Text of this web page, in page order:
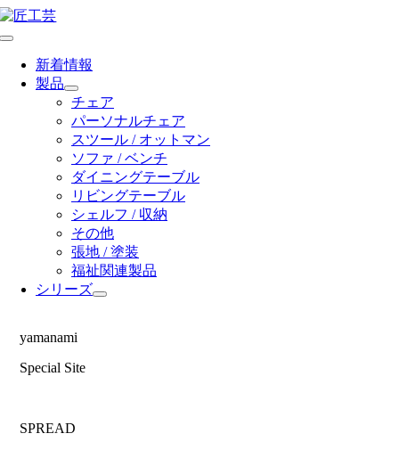
Skip
content
Toggle
Navigation新着情報
製品
チェア
パーソナルチェア
スツール / オットマン
ソファ / ベンチ
ダイニングテーブル
リビングテーブル
シェルフ / 収納
その他
張地 / 塗装
福祉関連製品
シリーズ
yamanami
Special Site
SPREAD